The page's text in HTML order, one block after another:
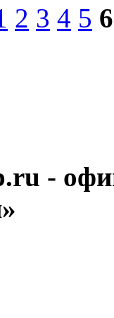
2 3 4 5 6
-